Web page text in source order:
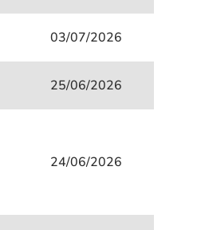
03/07/2026
25/06/2026
24/06/2026